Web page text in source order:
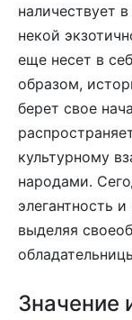
наличествует
некой
еще несет в
образом,
берет свое
культурному
народами.
элегантность
выделяя
Значение